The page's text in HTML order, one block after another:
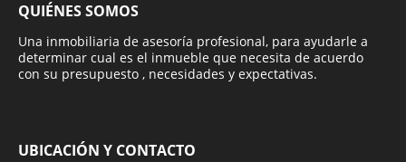
QUIÉNES SOMOS
Una inmobiliaria de asesoría profesional, para ayudarle a
determinar cual es el inmueble que necesita de acuerdo
con su presupuesto , necesidades y expectativas.
UBICACIÓN Y CONTACTO